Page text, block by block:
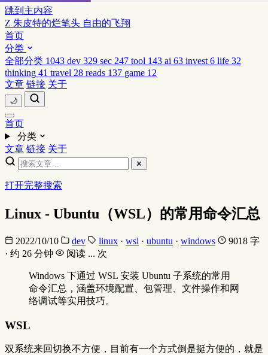
跳到主内容
Z 朱皮特的烂笔头 自由的飞翔
首页
分类
全部分类 1043 dev 329 sec 247 tool 143 ai 63 invest 6 life 32
thinking 41 travel 28 reads 137 game 12
文章 链接 关于
🌙
首页
分类
文章 链接 关于
✕
打开完整搜索
Linux - Ubuntu（WSL）的常用命令汇总
2022/10/10 dev linux · wsl · ubuntu · windows
9018 字
· 约 26 分钟
阅读 ... 次
Windows 下通过 WSL 安装 Ubuntu 子系统的常用
命令汇总，涵盖环境配置、包管理、文件操作和网
络调试等实用技巧。
WSL
双系统来回切换不方便，目前有一个方式倒是挺方便的，就是